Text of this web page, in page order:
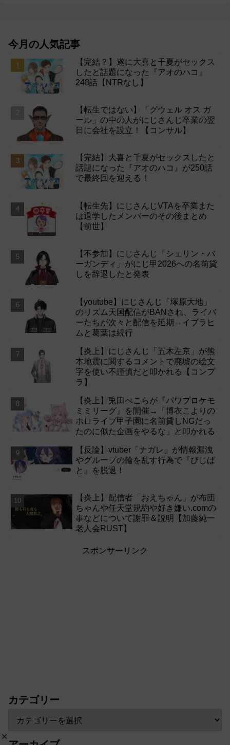
今月の人気記事
【完結？】遂に大喜と千夏がセックス
したと話題になった『アオのハコ』
248話【NTRなし】
【転生ではない】「グウェル オス ガ
ール」の中の人がにじさんじ卒業の翌
日に会社を設立！【コンサル】
【完結】大喜と千夏がセックスしたと
話題になった『アオのハコ』が250話
で最終回を迎える！
【転生先】にじさんじVTAを卒業また
は退学したメンバーのその後まとめ
【前世】
【不参加】にじさんじ「シェリン・バ
ーガンディ」がにじ甲2026への名前貸
しを辞退したと発表
【youtube】にじさんじ「塚原大地」
のリズム天国配信がBANされ、ライバ
ーたちが次々と配信を延期→イブラヒ
ムと葛葉は続行
【炎上】にじさんじ「五木左京」が熊
本地震に関するコメントで廃墟の絵文
字を使い不謹慎だと叩かれる【コンプ
ラ】
【炎上】兎田ぺこらが『パワプロケモ
ミミリーグ』を開催→「博衣こよりの
ホロライブ甲子園に名前貸しNGだっ
たのに似た企画をやるな」と叩かれる
【反論】vtuber「ナガレ」が情報漏洩
やグループの輪を乱す行為で『びじぱ
と』を脱退！
【炎上】配信者「おえちゃん」が布団
ちゃんや任天堂規約や好き嫌い.comの
事などについて謝罪＆説明【加藤純一
老人会RUST】
スポンサーリンク
カテゴリー